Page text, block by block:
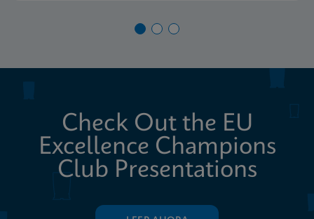
Check Out the EU
Excellence Champions
Club Presentations